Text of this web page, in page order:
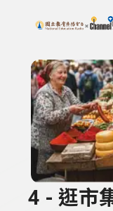
上方功能區塊
搜尋關鍵字：可
4 - 逛市